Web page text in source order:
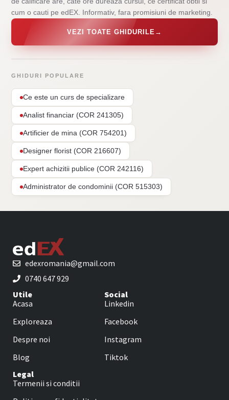
cum o cauti pe edEX. Informativ, fara promisiuni de marketing.
VEZI TOATE GHIDURILE →
GHIDURI POPULARE
Ce este un curs de specializare
Analist financiar (COR 241305)
Artificier de mina (COR 754201)
Designer florist (COR 216607)
Expert achizitii publice (COR 242116)
Administrator de condominii (COR 515303)
edexromania@gmail.com
0740 647 929
Utile
Acasa
Exploreaza
Despre noi
Blog
Social
Linkedin
Facebook
Instagram
Tiktok
Legal
Termenii si conditii